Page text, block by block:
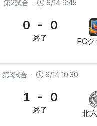
第2試合 · 6/14 9:45
0 - 0
終了 FCク
第3試合 · 6/14 10:30
1 - 0
終了 北